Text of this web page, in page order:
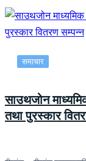
समाचार
साउथजोन
तथा पुरस्कार